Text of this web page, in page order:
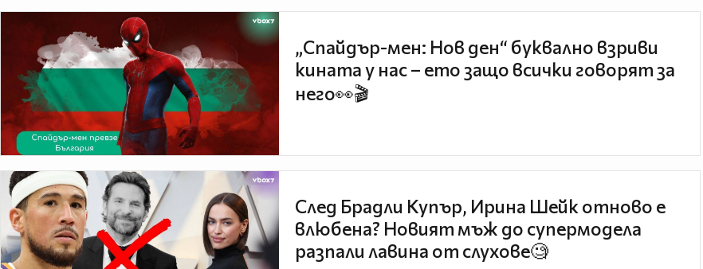
„Спайдър-мен: Нов ден“ буквално взриви
кината у нас – ето защо всички говорят за
него👀🎬
След Брадли Купър, Ирина Шейк отново е
влюбена? Новият мъж до супермодела
разпали лавина от слухове🧐